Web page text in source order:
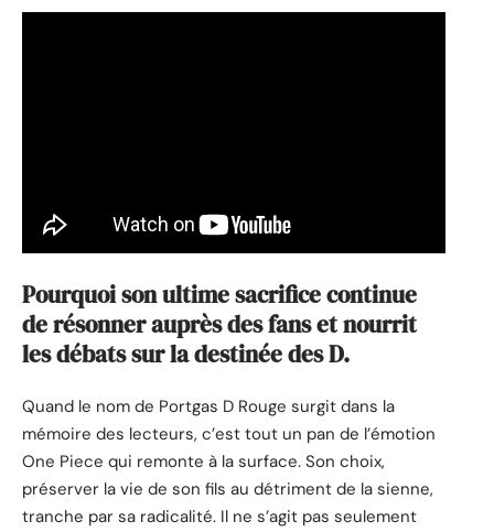
Pourquoi son ultime sacrifice continue
de résonner auprès des fans et nourrit
les débats sur la destinée des D.
Quand le nom de Portgas D Rouge surgit dans la
mémoire des lecteurs, c’est tout un pan de l’émotion
One Piece qui remonte à la surface. Son choix,
préserver la vie de son fils au détriment de la sienne,
tranche par sa radicalité. Il ne s’agit pas seulement